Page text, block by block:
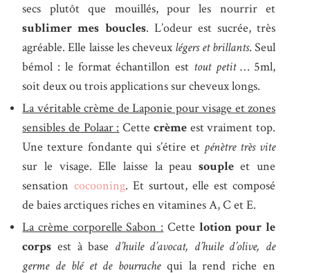
secs plutôt que mouillés, pour les nourrir et
sublimer mes boucles. L’odeur est sucrée, très
agréable. Elle laisse les cheveux légers et brillants. Seul
bémol : le format échantillon est tout petit… 5ml,
soit deux ou trois applications sur cheveux longs.
La véritable crème de Laponie pour visage et zones
sensibles de Polaar : Cette crèmeest vraiment top.
Une texture fondante qui s’étire et pénètre très vite
sur le visage. Elle laisse la peau soupleet une
sensation cocooning. Et surtout, elle est composé
de baies arctiques riches en vitamines A, C et E.
La crème corporelle Sabon : Cette lotion pour le
corps est à base d’huile d’avocat, d’huile d’olive, de
germe de blé et de bourrachequi la rend riche en